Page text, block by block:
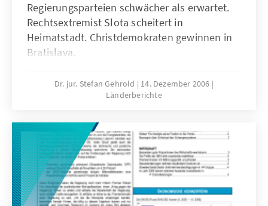
Regierungsparteien schwächer als erwartet.
Rechtsextremist Slota scheitert in
Heimatstadt. Christdemokraten gewinnen in
Bratislava.
Dr. jur. Stefan Gehrold
14. Dezember 2006
Länderberichte